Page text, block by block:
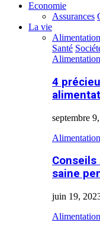
Economie
Assurances
La vie
Alimentation
Santé
Alimentation
4
septembre
Alimentation
saine
juin 19,
Alimentation